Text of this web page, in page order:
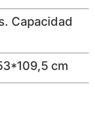
Capacidad
cm